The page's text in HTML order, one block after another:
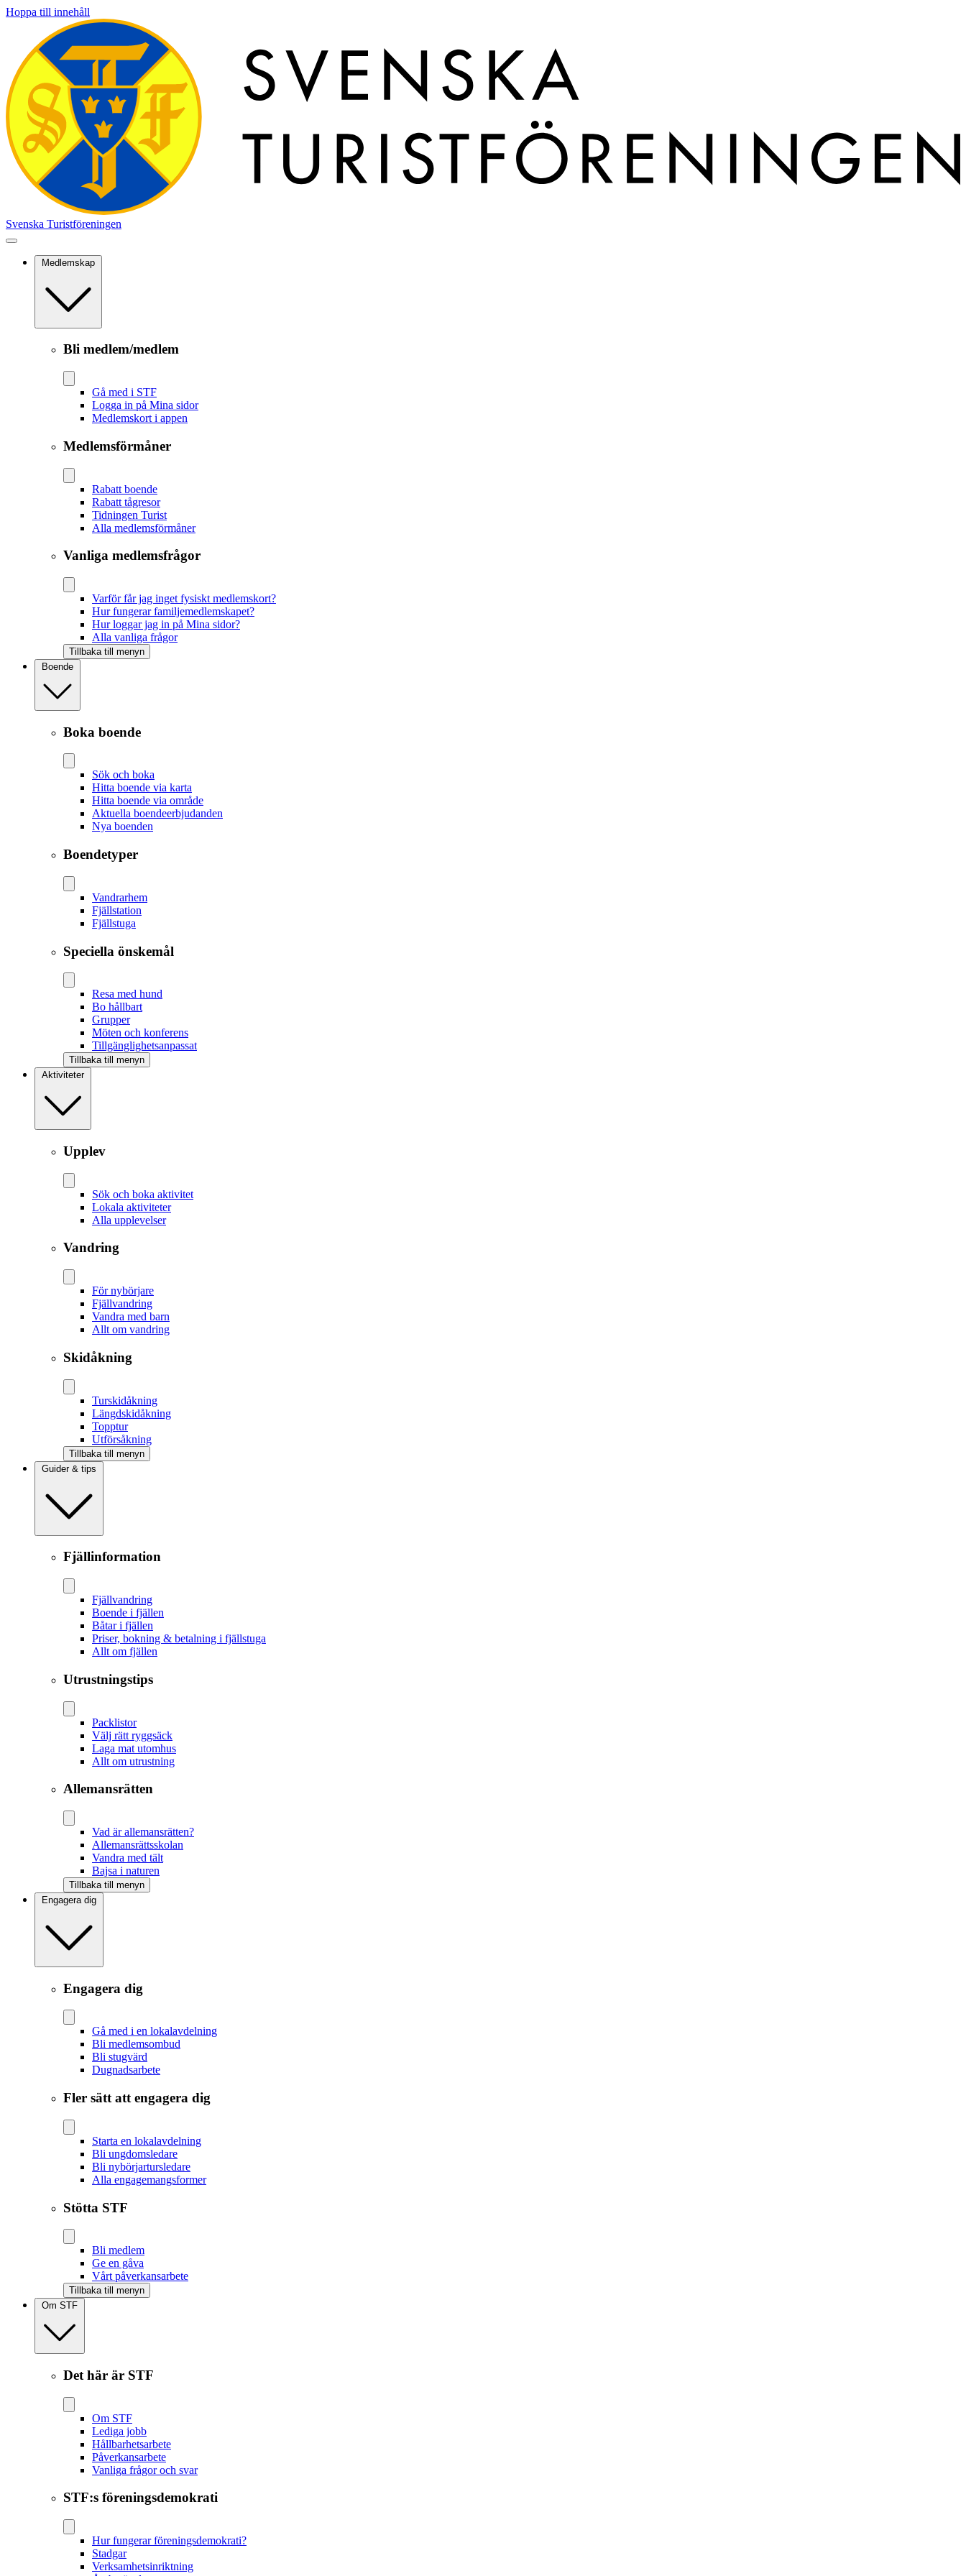
Hoppa till innehåll
Svenska Turistföreningen
Medlemskap
Bli medlem/medlem
Gå med i STF
Logga in på Mina sidor
Medlemskort i appen
Medlemsförmåner
Rabatt boende
Rabatt tågresor
Tidningen Turist
Alla medlemsförmåner
Vanliga medlemsfrågor
Varför får jag inget fysiskt medlemskort?
Hur fungerar familjemedlemskapet?
Hur loggar jag in på Mina sidor?
Alla vanliga frågor
Tillbaka till menyn
Boende
Boka boende
Sök och boka
Hitta boende via karta
Hitta boende via område
Aktuella boendeerbjudanden
Nya boenden
Boendetyper
Vandrarhem
Fjällstation
Fjällstuga
Speciella önskemål
Resa med hund
Bo hållbart
Grupper
Möten och konferens
Tillgänglighetsanpassat
Tillbaka till menyn
Aktiviteter
Upplev
Sök och boka aktivitet
Lokala aktiviteter
Alla upplevelser
Vandring
För nybörjare
Fjällvandring
Vandra med barn
Allt om vandring
Skidåkning
Tur­skidåkning
Längd­skidåkning
Topptur
Utförsåkning
Tillbaka till menyn
Guider & tips
Fjällinformation
Fjällvandring
Boende i fjällen
Båtar i fjällen
Priser, bokning & betalning i fjällstuga
Allt om fjällen
Utrustningstips
Packlistor
Välj rätt ryggsäck
Laga mat utomhus
Allt om utrustning
Allemansrätten
Vad är allemansrätten?
Allemansrättsskolan
Vandra med tält
Bajsa i naturen
Tillbaka till menyn
Engagera dig
Engagera dig
Gå med i en lokalavdelning
Bli medlemsombud
Bli stugvärd
Dugnadsarbete
Fler sätt att engagera dig
Starta en lokalavdelning
Bli ungdomsledare
Bli nybörjartursledare
Alla engagemangsformer
Stötta STF
Bli medlem
Ge en gåva
Vårt påverkansarbete
Tillbaka till menyn
Om STF
Det här är STF
Om STF
Lediga jobb
Hållbarhetsarbete
Påverkansarbete
Vanliga frågor och svar
STF:s föreningsdemokrati
Hur fungerar föreningsdemokrati?
Stadgar
Verksamhetsinriktning